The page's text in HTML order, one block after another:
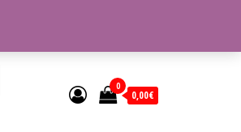
0
0,00€